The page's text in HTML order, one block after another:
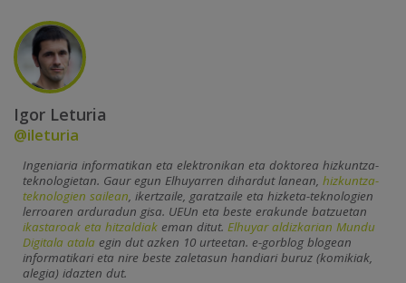
Igor Leturia
@ileturia
Ingeniaria informatikan eta elektronikan eta doktorea hizkuntza-
teknologietan. Gaur egun Elhuyarren dihardut lanean, hizkuntza-
teknologien sailean, ikertzaile, garatzaile eta hizketa-teknologien
lerroaren arduradun gisa. UEUn eta beste erakunde batzuetan
ikastaroak eta hitzaldiak eman ditut. Elhuyar aldizkarian Mundu
Digitala atala egin dut azken 10 urteetan. e-gorblog blogean
informatikari eta nire beste zaletasun handiari buruz (komikiak,
alegia) idazten dut.